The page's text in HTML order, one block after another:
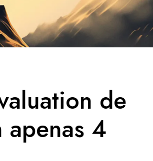
de
4